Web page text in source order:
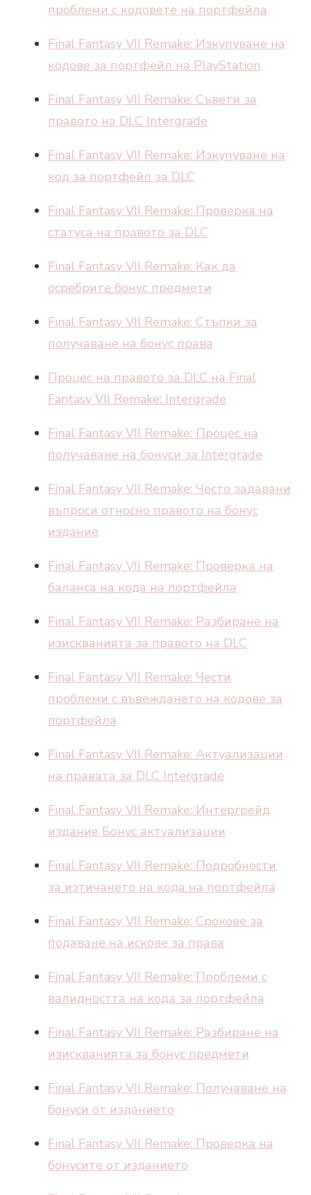
проблеми с кодовете на портфейла
Final Fantasy VII Remake: Изкупуване на
кодове за портфейл на PlayStation
Final Fantasy VII Remake: Съвети за
правото на DLC Intergrade
Final Fantasy VII Remake: Изкупуване на
код за портфейл за DLC
Final Fantasy VII Remake: Проверка на
статуса на правото за DLC
Final Fantasy VII Remake: Как да
осребрите бонус предмети
Final Fantasy VII Remake: Стъпки за
получаване на бонус права
Процес на правото за DLC на Final
Fantasy VII Remake: Intergrade
Final Fantasy VII Remake: Процес на
получаване на бонуси за Intergrade
Final Fantasy VII Remake: Често задавани
въпроси относно правото на бонус
издание
Final Fantasy VII Remake: Проверка на
баланса на кода на портфейла
Final Fantasy VII Remake: Разбиране на
изискванията за правото на DLC
Final Fantasy VII Remake: Чести
проблеми с въвеждането на кодове за
портфейла
Final Fantasy VII Remake: Актуализации
на правата за DLC Intergrade
Final Fantasy VII Remake: Интергрейд
издание Бонус актуализации
Final Fantasy VII Remake: Подробности
за изтичането на кода на портфейла
Final Fantasy VII Remake: Срокове за
подаване на искове за права
Final Fantasy VII Remake: Проблеми с
валидността на кода за портфейла
Final Fantasy VII Remake: Разбиране на
изискванията за бонус предмети
Final Fantasy VII Remake: Получаване на
бонуси от изданието
Final Fantasy VII Remake: Проверка на
бонусите от изданието